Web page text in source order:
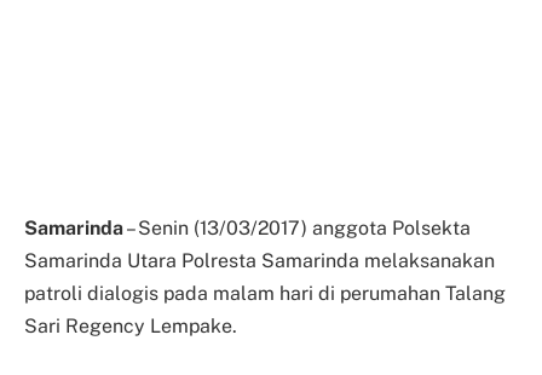
Samarinda– Senin (13/03/2017) anggota Polsekta
Samarinda Utara Polresta Samarinda melaksanakan
patroli dialogis pada malam hari di perumahan Talang
Sari Regency Lempake.